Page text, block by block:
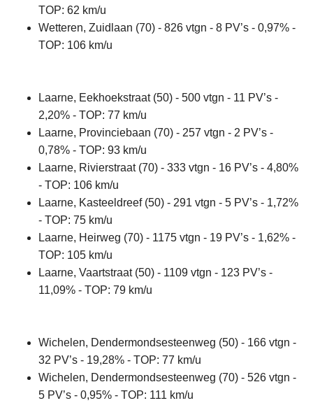
TOP: 62 km/u
Wetteren, Zuidlaan (70) - 826 vtgn - 8 PV’s - 0,97% -
TOP: 106 km/u
Laarne, Eekhoekstraat (50) - 500 vtgn - 11 PV’s -
2,20% - TOP: 77 km/u
Laarne, Provinciebaan (70) - 257 vtgn - 2 PV’s -
0,78% - TOP: 93 km/u
Laarne, Rivierstraat (70) - 333 vtgn - 16 PV’s - 4,80%
- TOP: 106 km/u
Laarne, Kasteeldreef (50) - 291 vtgn - 5 PV’s - 1,72%
- TOP: 75 km/u
Laarne, Heirweg (70) - 1175 vtgn - 19 PV’s - 1,62% -
TOP: 105 km/u
Laarne, Vaartstraat (50) - 1109 vtgn - 123 PV’s -
11,09% - TOP: 79 km/u
Wichelen, Dendermondsesteenweg (50) - 166 vtgn -
32 PV’s - 19,28% - TOP: 77 km/u
Wichelen, Dendermondsesteenweg (70) - 526 vtgn -
5 PV’s - 0,95% - TOP: 111 km/u